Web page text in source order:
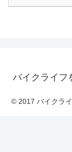
バイクライフ
© 2017 バイクラ